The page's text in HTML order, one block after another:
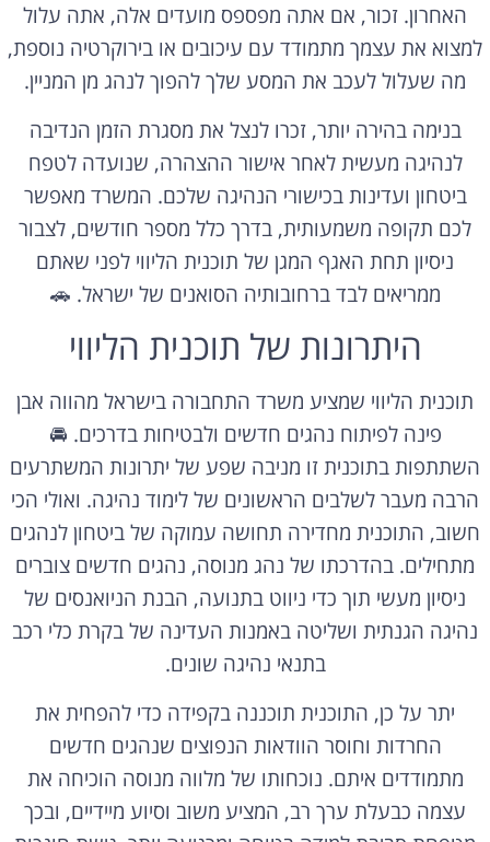
האחרון. זכור, אם אתה מפספס מועדים אלה, אתה עלול
למצוא את עצמך מתמודד עם עיכובים או בירוקרטיה נוספת,
מה שעלול לעכב את המסע שלך להפוך לנהג מן המניין.
בנימה בהירה יותר, זכרו לנצל את מסגרת הזמן הנדיבה
לנהיגה מעשית לאחר אישור ההצהרה, שנועדה לטפח
ביטחון ועדינות בכישורי הנהיגה שלכם. המשרד מאפשר
לכם תקופה משמעותית, בדרך כלל מספר חודשים, לצבור
ניסיון תחת האגף המגן של תוכנית הליווי לפני שאתם
ממריאים לבד ברחובותיה הסואנים של ישראל. 🚗
היתרונות של תוכנית הליווי
תוכנית הליווי שמציע משרד התחבורה בישראל מהווה אבן
פינה לפיתוח נהגים חדשים ולבטיחות בדרכים. 🚘
השתתפות בתוכנית זו מניבה שפע של יתרונות המשתרעים
הרבה מעבר לשלבים הראשונים של לימוד נהיגה. ואולי הכי
חשוב, התוכנית מחדירה תחושה עמוקה של ביטחון לנהגים
מתחילים. בהדרכתו של נהג מנוסה, נהגים חדשים צוברים
ניסיון מעשי תוך כדי ניווט בתנועה, הבנת הניואנסים של
נהיגה הגנתית ושליטה באמנות העדינה של בקרת כלי רכב
בתנאי נהיגה שונים.
יתר על כן, התוכנית תוכננה בקפידה כדי להפחית את
החרדות וחוסר הוודאות הנפוצים שנהגים חדשים
מתמודדים איתם. נוכחותו של מלווה מנוסה הוכיחה את
עצמה כבעלת ערך רב, המציע משוב וסיוע מיידיים, ובכך